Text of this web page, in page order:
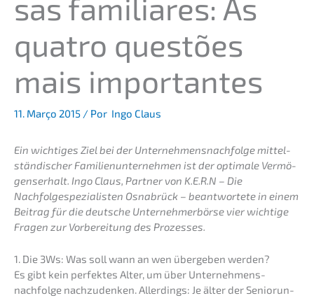
sas familia­res: As
quatro questões
mais importantes
11. Março 2015 / Por Ingo Claus
Ein wichti­ges Ziel bei der Unternehmens­nachfolge mittel­
stän­di­scher Famili­en­un­ter­neh­men ist der optima­le Vermö­
gens­er­halt. Ingo Claus, Partner von K.E.R.N – Die
Nachfolge­spezialisten Osnabrück – beant­wor­te­te in einem
Beitrag für die deutsche Unter­neh­mer­bör­se vier wichti­ge
Fragen zur Vorbe­rei­tung des Prozesses.
1. Die 3Ws: Was soll wann an wen überge­ben werden?
Es gibt kein perfek­tes Alter, um über Unternehmens­
nachfolge nachzu­den­ken. Aller­dings: Je älter der Senior­un­